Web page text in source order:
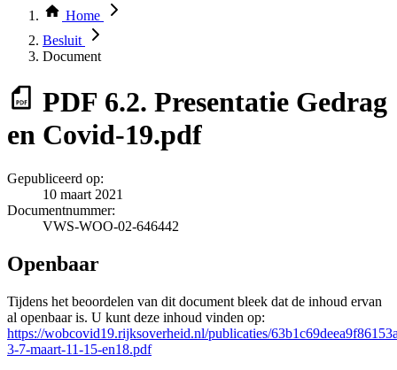
Thema COVID-19
Bekijk per bestuursorgaan
Home
Besluit
Document
PDF 6.2. Presentatie Gedrag
en Covid-19.pdf
Gepubliceerd op:
10 maart 2021
Documentnummer:
VWS-WOO-02-646442
Openbaar
Tijdens het beoordelen van dit document bleek dat de inhoud ervan
al openbaar is. U kunt deze inhoud vinden op:
https://wobcovid19.rijksoverheid.nl/publicaties/
3-7-maart-11-15-en18.pdf